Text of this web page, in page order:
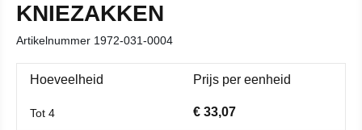
KNIEZAKKEN
Artikelnummer 1972-031-0004
Hoeveelheid Prijs per eenheid
Tot 4 € 33,07